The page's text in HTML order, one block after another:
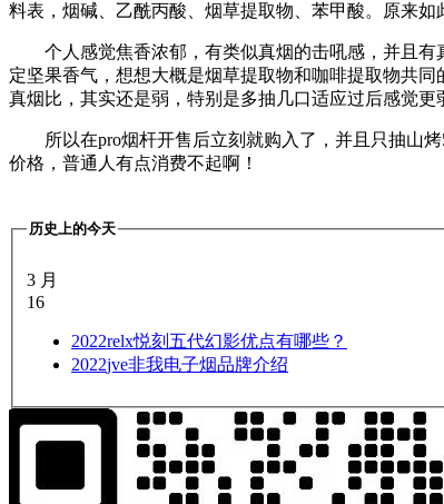
料表，烟碱、乙酰丙酸、烟草提取物、苯甲酸。原来
个人感觉焦香浓郁，有类似真烟的击吼感，并且
定坚果香气，想想大概是烟草提取物和咖啡提取物共
真烟比，其实还是弱，特别是多抽几口适应过后感觉
所以在pro烟杆开售后立刻就购入了，并且只抽山
价格，普通人有点消费不起啊！
历史上的今天
3 月
16
2022relx悦刻五代幻影优点有哪些？
2022jve非我电子烟品牌介绍